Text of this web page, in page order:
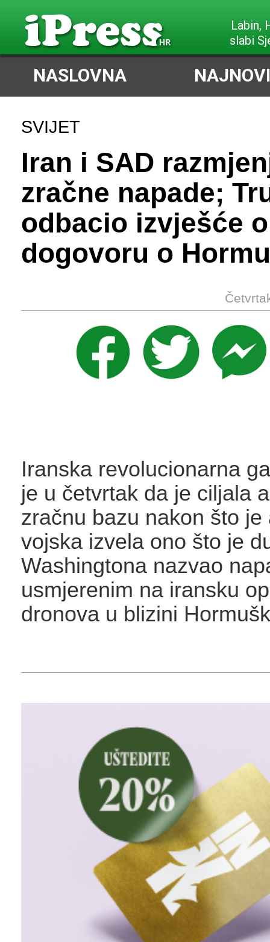
slabi
NASLOVNA
SVIJET
Iran i SAD
zračne napade;
odbacio izvješće o
dogovoru o
Iranska revolucionarna
je u četvrtak da je ciljala
zračnu bazu nakon što je
vojska izvela ono što je
Washingtona nazvao
usmjerenim na iransku
dronova u blizini